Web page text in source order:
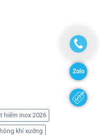
hiểm inox 2026
khí xưởng